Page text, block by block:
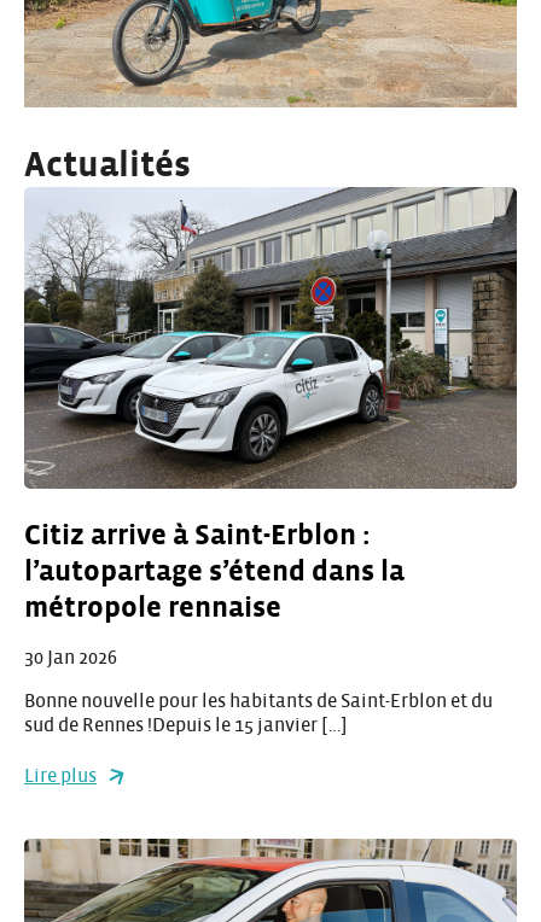
Actualités
Citiz arrive à Saint-Erblon :
l’autopartage s’étend dans la
métropole rennaise
30 Jan 2026
Bonne nouvelle pour les habitants de Saint-Erblon et du
sud de Rennes !Depuis le 15 janvier […]
Lire plus